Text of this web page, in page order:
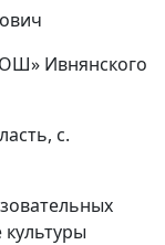
Ивнянского
с.